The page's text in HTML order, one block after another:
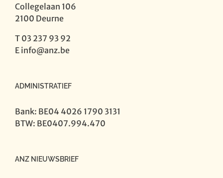
Collegelaan 106
2100 Deurne
T 03 237 93 92
E info@anz.be
ADMINISTRATIEF
Bank: BE04 4026 1790 3131
BTW: BE0407.994.470
ANZ NIEUWSBRIEF